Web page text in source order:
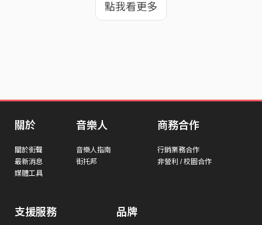
點我看更多
關於
關於街聲
最新消息
媒體工具
音樂人
音樂人指南
街托邦
商務合作
行銷業務合作
非營利 / 校園合作
支援服務 品牌